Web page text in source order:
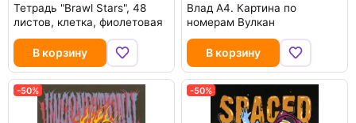
Тетрадь "Brawl Stars", 48
листов, клетка, фиолетовая
В корзину
Влад А4. Картина по
номерам Вулкан
В корзину
-50% -50%